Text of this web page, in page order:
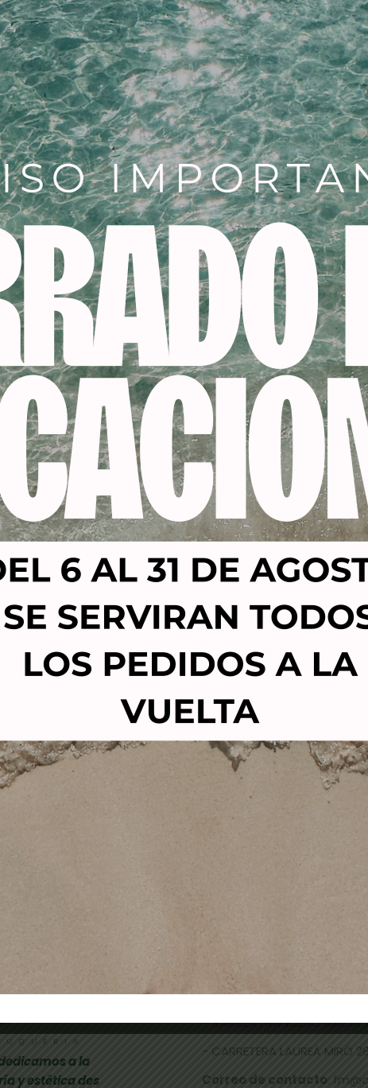
Descripción
el salón gracias al nuevo tubo XL de 100 ml.
70% de ingredientes de origen natural.
de los cabellos blancos con acabado natural.
y fieles al reflejo del tono.
el riesgo de desarrollar reacciones alérgicas.
capilar durante el proceso de coloración.
en profundidad, aportándole un tacto sedoso.
sellando la cutícula.
Productos relacionados
TINTE VIOLETT60
10-6 PLATINO NACARADO
9,90€3,40€
-53%
ALCANTARA TINTE SIN
AMONIACO PREMIUM
4-5 CASTAÑO MEDIO
10,50 € 4,90€
Añadir al carrito
dedicamos a la
y estética des
TIENDAS FÍSICAS
- CALLE NICOLAU TALLÓ 70,
-RAMBLA FRANCESC
- CARRETERA LAUREÀ MIRÓ
Correo de contacto: